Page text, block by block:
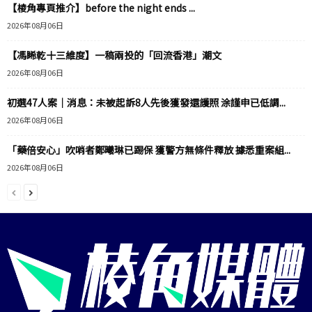
【棱角專頁推介】before the night ends ...
2026年08月06日
【馮睎乾十三維度】一稿兩投的「回流香港」潮文
2026年08月06日
初選47人案｜消息：未被起訴8人先後獲發還護照 涂謹申已低調...
2026年08月06日
「藥倍安心」吹哨者鄭曦琳已踢保 獲警方無條件釋放 據悉重案組...
2026年08月06日